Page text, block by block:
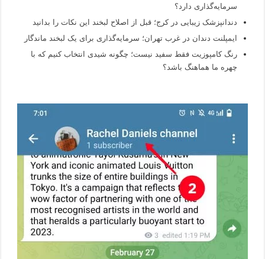
سرمایه‌گذاری دارد؟
دندانپزشک زیبایی در کرج؛ قبل از اصلاح لبخند این نکات را بدانید
ایمپلنت دندان در غرب تهران؛ سرمایه‌گذاری برای یک لبخند ماندگار
رنگ کامپوزیت فقط سفید نیست؛ چگونه شیدی انتخاب کنیم که با
چهره ما هماهنگ باشد؟